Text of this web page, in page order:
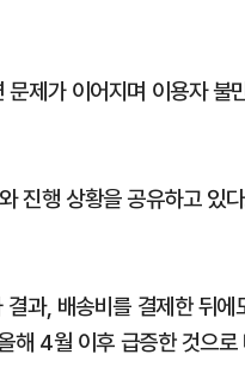
제가 이어지며 이용자 불
진행 상황을 공유하고
과, 배송비를 결제한 뒤에
해 4월 이후 급증한 것으로